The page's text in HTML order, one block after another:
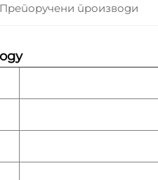
Препоручени производи